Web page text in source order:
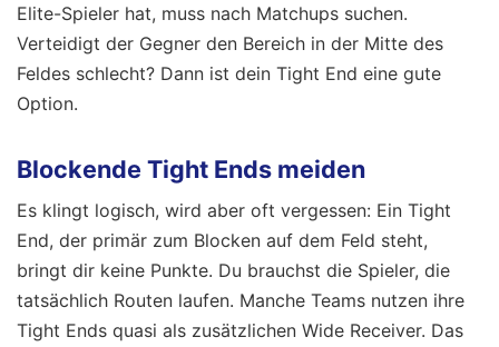
Elite-Spieler hat, muss nach Matchups suchen.
Verteidigt der Gegner den Bereich in der Mitte des
Feldes schlecht? Dann ist dein Tight End eine gute
Option.
Blockende Tight Ends meiden
Es klingt logisch, wird aber oft vergessen: Ein Tight
End, der primär zum Blocken auf dem Feld steht,
bringt dir keine Punkte. Du brauchst die Spieler, die
tatsächlich Routen laufen. Manche Teams nutzen ihre
Tight Ends quasi als zusätzlichen Wide Receiver. Das